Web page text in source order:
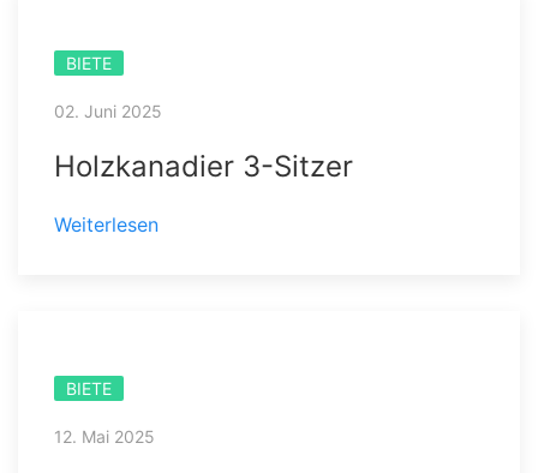
BIETE
02. Juni 2025
Holzkanadier 3-Sitzer
Weiterlesen
BIETE
12. Mai 2025